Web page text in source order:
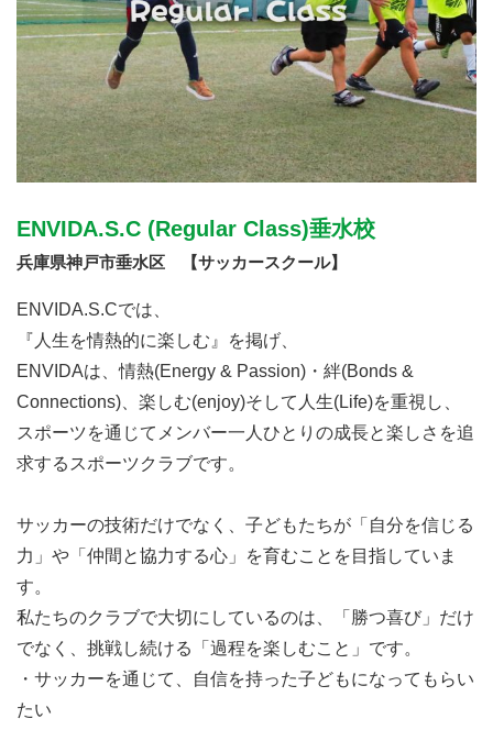
ENVIDA.S.C (Regular Class)垂水校
兵庫県神戸市垂水区 【サッカースクール】
ENVIDA.S.Cでは、
『人生を情熱的に楽しむ』を掲げ、
ENVIDAは、情熱(Energy & Passion)・絆(Bonds &
Connections)、楽しむ(enjoy)そして人生(Life)を重視し、
スポーツを通じてメンバー一人ひとりの成長と楽しさを追
求するスポーツクラブです。
サッカーの技術だけでなく、子どもたちが「自分を信じる
力」や「仲間と協力する心」を育むことを目指していま
す。
私たちのクラブで大切にしているのは、「勝つ喜び」だけ
でなく、挑戦し続ける「過程を楽しむこと」です。
・サッカーを通じて、自信を持った子どもになってもらい
たい